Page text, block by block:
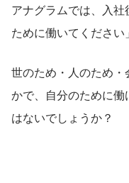
アナグラムでは、入
ために働いてください
世のため・人のため
かで、自分のために
はないでしょうか？